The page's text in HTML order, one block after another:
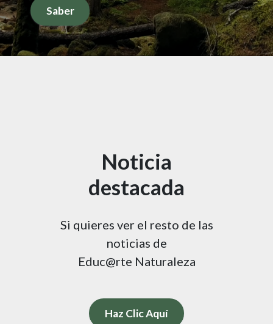
Saber
Noticia
destacada
Si quieres ver el resto de las
noticias de
Educ@rte Naturaleza
Haz Clic Aquí